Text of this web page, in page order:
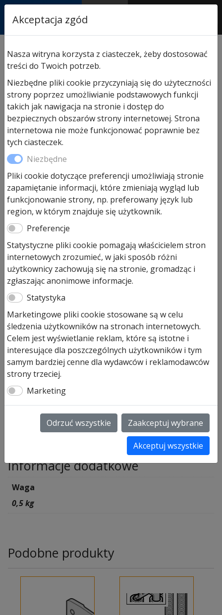
AUTORYZOWANY
PARTNER & SERWIS
garażowych uchylnych/ Kpl. uchwytów do bramy
uchylnej N80 wzór 902 itp
Kpl. uchwytów do bramy
uchylnej N80 wzór 902 itp
101,00 zł
Produkt dostępny na zamówienie
ilość
Kpl.
uchwytów
bramy
uchylnej
N80
wzór
902
itp
Dodaj do koszyka
Komplet uchwytów do bramy uchylnej mod.
N80 / F80 / lub brama z drzwiami
bocznymi, kolor czarny
Modele bram:
902, 913, 914, 945, 953,
957, 968, 970 do 979, 982,
985, 990, 992
art. nr 1024001
1024001
Informacje dodatkowe
Informacje dodatkowe
Waga
0,5 kg
Podobne produkty
Akceptacja zgód
Nasza witryna korzysta z ciasteczek, żeby dostosować
treści do Twoich potrzeb.
Niezbędne pliki cookie przyczyniają się do użyteczności
strony poprzez umożliwianie podstawowych funkcji
takich jak nawigacja na stronie i dostęp do
bezpiecznych obszarów strony internetowej. Strona
internetowa nie może funkcjonować poprawnie bez
tych ciasteczek.
Niezbędne
Pliki cookie dotyczące preferencji umożliwiają stronie
zapamiętanie informacji, które zmieniają wygląd lub
funkcjonowanie strony, np. preferowany język lub
region, w którym znajduje się użytkownik.
Preferencje
Statystyczne pliki cookie pomagają właścicielem stron
internetowych zrozumieć, w jaki sposób różni
użytkownicy zachowują się na stronie, gromadząc i
zgłaszając anonimowe informacje.
Statystyka
Marketingowe pliki cookie stosowane są w celu
śledzenia użytkowników na stronach internetowych.
Celem jest wyświetlanie reklam, które są istotne i
interesujące dla poszczególnych użytkowników i tym
samym bardziej cenne dla wydawców i reklamodawców
strony trzeciej.
Marketing
Odrzuć wszystkie Zaakceptuj wybrane
Akceptuj wszystkie